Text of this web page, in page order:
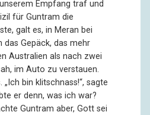
Empfang traf und
für Guntram die
galt es, in Meran bei
das Gepäck, das mehr
Australien als nach zwei
im Auto zu verstauen.
bin klitschnass!“, sagte
er denn, was ich war?
Guntram aber, Gott sei